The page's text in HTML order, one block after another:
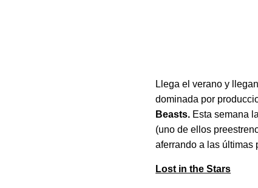
Llega el verano y
dominada por
Beasts. Esta semana
(uno de ellos
aferrando a las últimas
Lost in the Stars